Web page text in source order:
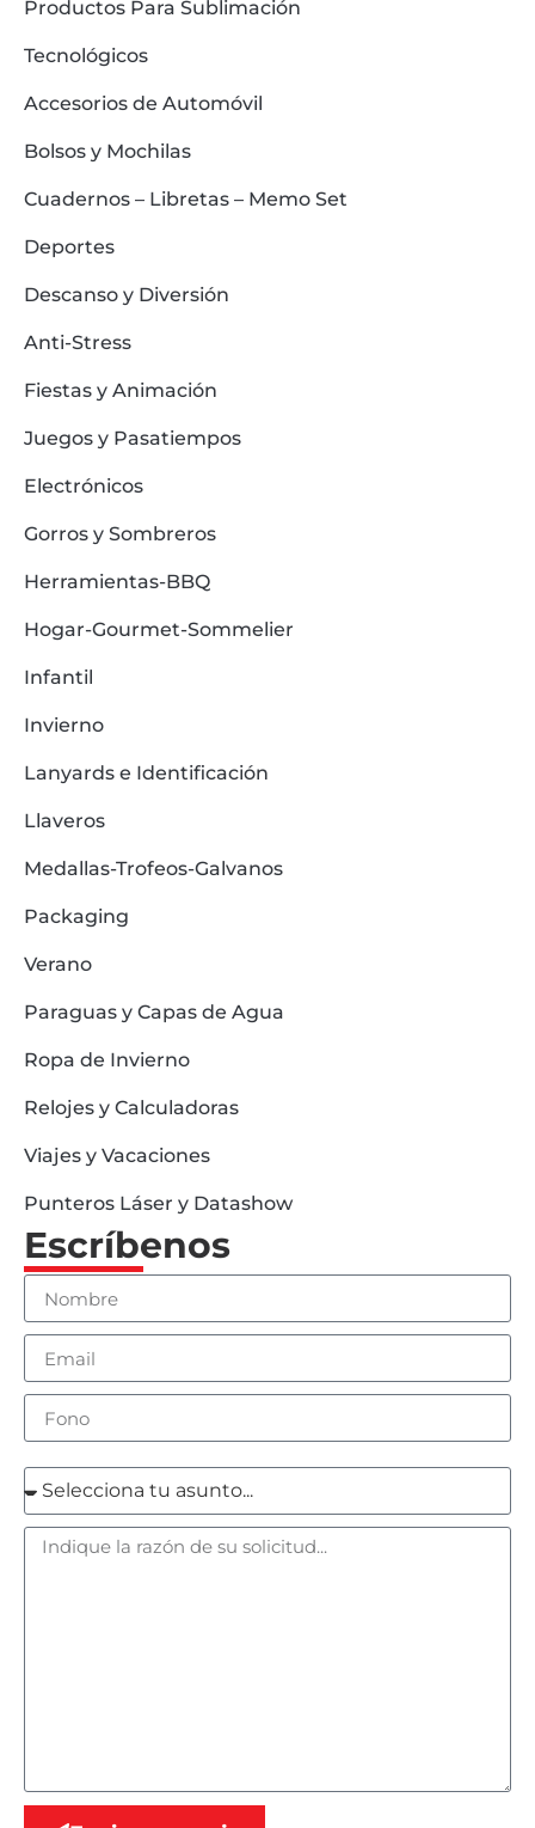
Productos Para Sublimación
Tecnológicos
Accesorios de Automóvil
Bolsos y Mochilas
Cuadernos – Libretas – Memo Set
Deportes
Descanso y Diversión
Anti-Stress
Fiestas y Animación
Juegos y Pasatiempos
Electrónicos
Gorros y Sombreros
Herramientas-BBQ
Hogar-Gourmet-Sommelier
Infantil
Invierno
Lanyards e Identificación
Llaveros
Medallas-Trofeos-Galvanos
Packaging
Verano
Paraguas y Capas de Agua
Ropa de Invierno
Relojes y Calculadoras
Viajes y Vacaciones
Punteros Láser y Datashow
Escríbenos